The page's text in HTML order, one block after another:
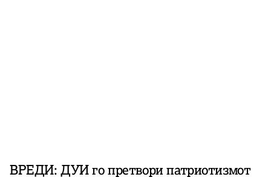
ВРЕДИ: ДУИ го претвори патриотизмот